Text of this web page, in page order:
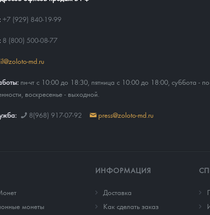
+7 (929) 840-19-99
8 (800) 500-08-77
md.ru
пн-чт с 10:00 до 18:30, пятница с 10:00 до 18:00, суббота - по
воскресенье - выходной.
8(968) 917-07-92 press@zoloto-md.ru
монеты
ИНФОРМАЦИЯ
Доставка
Как сделать заказ